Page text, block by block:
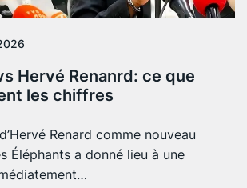
Hervé Renanrd: ce que
les chiffres
Renard comme nouveau
Éléphants a donné lieu à une